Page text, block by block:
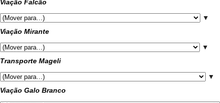
Viação Falcão
▼
Viação Mirante
▼
Transporte Mageli
▼
Viação Galo Branco